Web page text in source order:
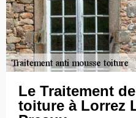
Le Traitement
toiture à Lorrez